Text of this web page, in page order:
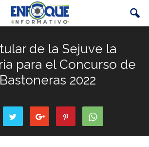
de la Sejuve la
para el Concurso de
2022